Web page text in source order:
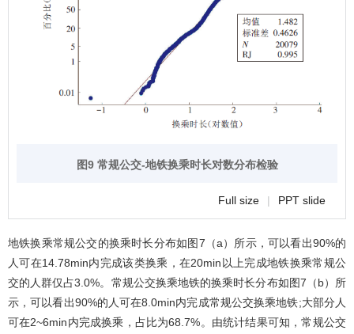
图9 常规公交-地铁换乘时长对数分布检验
Full size | PPT slide
地铁换乘常规公交的换乘时长分布如图7 （a）所示，可以看出90%的
人可在14.78min内完成该类换乘，在20min以上完成地铁换乘常规公
交的人群仅占3.0%。常规公交换乘地铁的换乘时长分布如图7 （b）所
示，可以看出90%的人可在8.0min内完成常规公交换乘地铁;大部分人
可在2~6min内完成换乘，占比为68.7%。由统计结果可知，常规公交